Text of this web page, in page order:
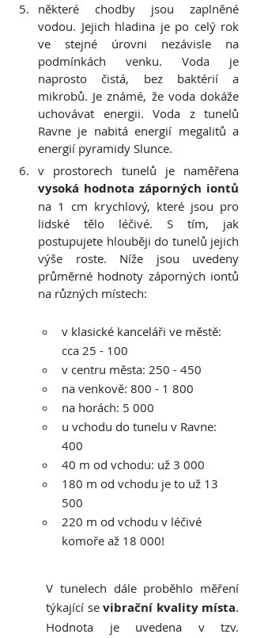
některé chodby jsou zaplněné
vodou. Jejich hladina je po celý rok
ve stejné úrovni nezávisle na
podmínkách venku. Voda je
naprosto čistá, bez baktérií a
mikrobů. Je známé, že voda dokáže
uchovávat energii. Voda z tunelů
Ravne je nabitá energií megalitů a
energií pyramidy Slunce.
vysoká hodnota záporných iontů
na 1 cm krychlový, které jsou pro
lidské tělo léčivé. S tím, jak
postupujete hlouběji do tunelů jejich
výše roste. Níže jsou uvedeny
průměrné hodnoty záporných iontů
na různých místech:
v klasické kanceláři ve městě:
cca 25 - 100
v centru města: 250 - 450
na venkově: 800 - 1 800
na horách: 5 000
u vchodu do tunelu v Ravne:
400
40 m od vchodu: už 3 000
180 m od vchodu je to už 13
500
220 m od vchodu v léčivé
komoře až 18 000!
V tunelech dále proběhlo měření
týkající se vibrační kvality místa.
Hodnota je uvedena v tzv.